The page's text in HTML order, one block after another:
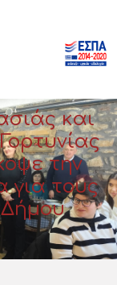
και
την
για τους